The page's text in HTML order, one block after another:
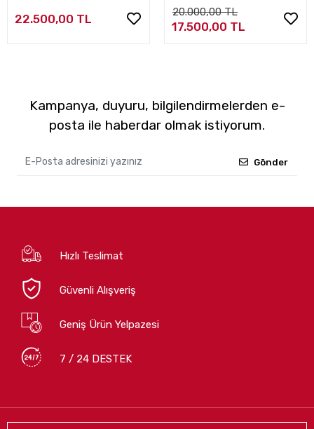
22.500,00 TL 20.000,00 TL
17.500,00 TL
Kampanya, duyuru, bilgilendirmelerden e-
posta ile haberdar olmak istiyorum.
Gönder
Hızlı Teslimat
Güvenli Alışveriş
Geniş Ürün Yelpazesi
7 / 24 DESTEK